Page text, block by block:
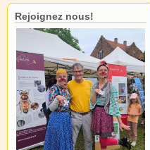
Rejoignez nous!